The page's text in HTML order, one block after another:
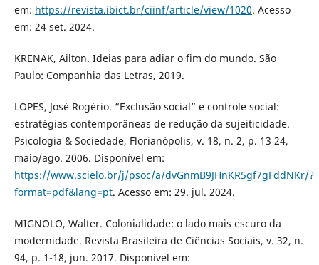
em: https://revista.ibict.br/ciinf/article/view/1020. Acesso
em: 24 set. 2024.
KRENAK, Ailton. Ideias para adiar o fim do mundo. São
Paulo: Companhia das Letras, 2019.
LOPES, José Rogério. “Exclusão social” e controle social:
estratégias contemporâneas de redução da sujeiticidade.
Psicologia & Sociedade, Florianópolis, v. 18, n. 2, p. 13 24,
maio/ago. 2006. Disponível em:
https://www.scielo.br/j/psoc/a/dvGnmB9JHnKR5gf7gFddNKr/?
format=pdf&lang=pt. Acesso em: 29. jul. 2024.
MIGNOLO, Walter. Colonialidade: o lado mais escuro da
modernidade. Revista Brasileira de Ciências Sociais, v. 32, n.
94, p. 1-18, jun. 2017. Disponível em: